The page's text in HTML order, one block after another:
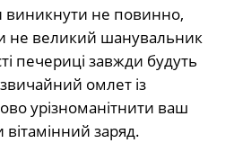
виникнути не повинно,
не великий шанувальник
печериці завжди будуть
омлет із
урізноманітнити ваш
вітамінний заряд.